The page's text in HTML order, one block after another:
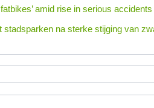
amid rise in serious
na sterke stijging van